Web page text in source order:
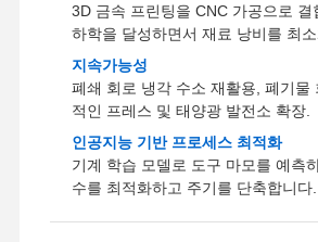
3D 금속 프린팅을 CNC 가공으로 결
하학을 달성하면서 재료 낭비를 최소
지속가능성
폐쇄 회로 냉각 수소 재활용, 폐기물
적인 프레스 및 태양광 발전소 확장.
인공지능 기반 프로세스 최적화
기계 학습 모델로 도구 마모를 예측
수를 최적화하고 주기를 단축합니다.